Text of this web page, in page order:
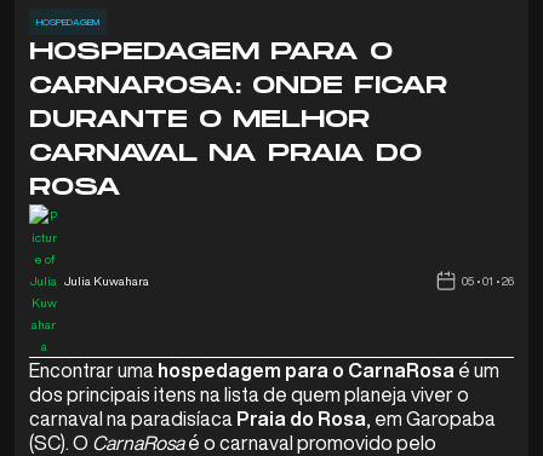
HOSPEDAGEM
HOSPEDAGEM PARA O
CARNAROSA: ONDE FICAR
DURANTE O MELHOR
CARNAVAL NA PRAIA DO
ROSA
Julia Kuwahara 05 • 01 • 26
Encontrar uma hospedagem para o CarnaRosa é um
dos principais itens na lista de quem planeja viver o
carnaval na paradisíaca Praia do Rosa, em Garopaba
(SC). O CarnaRosaé o carnaval promovido pelo